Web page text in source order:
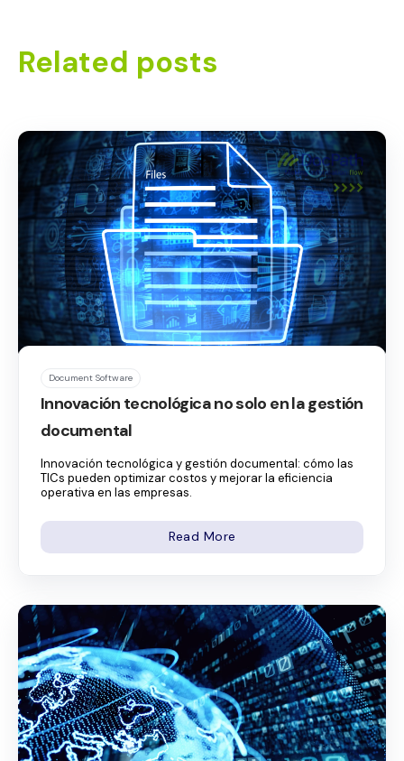
Related posts
Document Software
Innovación tecnológica no solo en la gestión
documental
Innovación tecnológica y gestión documental: cómo las
TICs pueden optimizar costos y mejorar la eficiencia
operativa en las empresas.
Read More